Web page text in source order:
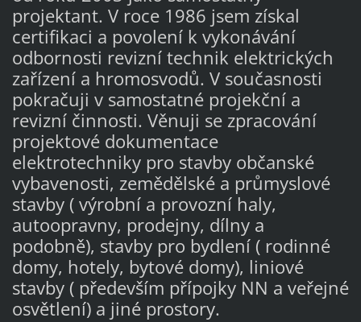
projektant. V roce 1986 jsem získal
certifikaci a povolení k vykonávání
odbornosti revizní technik elektrických
zařízení a hromosvodů. V současnosti
pokračuji v samostatné projekční a
revizní činnosti. Věnuji se zpracování
projektové dokumentace
elektrotechniky pro stavby občanské
vybavenosti, zemědělské a průmyslové
stavby ( výrobní a provozní haly,
autoopravny, prodejny, dílny a
podobně), stavby pro bydlení ( rodinné
domy, hotely, bytové domy), liniové
stavby ( především přípojky NN a veřejné
osvětlení) a jiné prostory.